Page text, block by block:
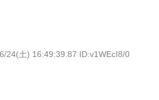
24(土) 16:49:39.87 ID:v1WEcI8/0